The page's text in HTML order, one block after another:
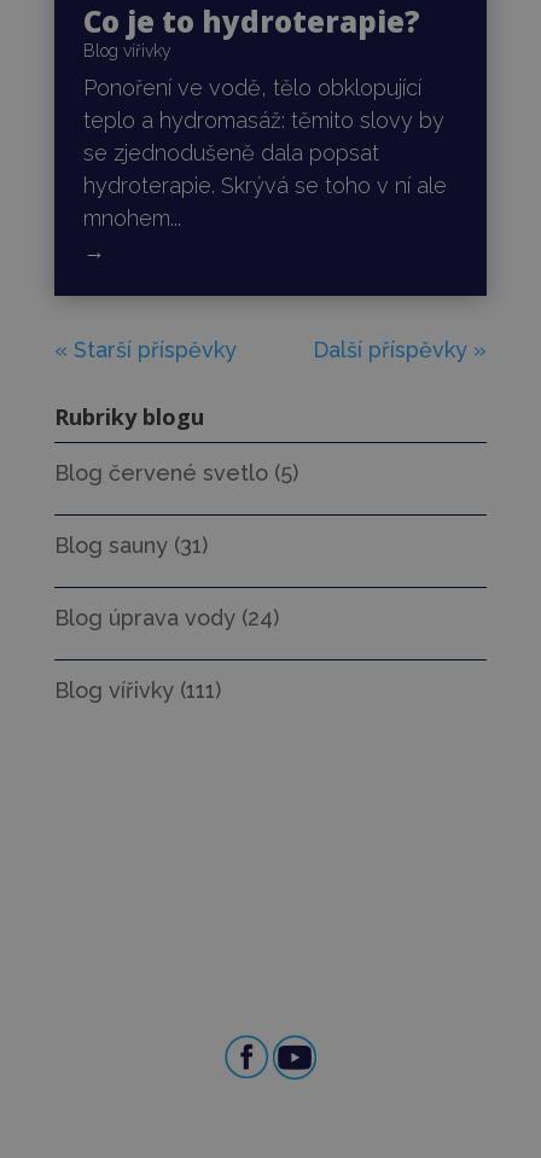
Co je to hydroterapie?
Blog vířivky
Ponoření ve vodě, tělo obklopující
teplo a hydromasáž: těmito slovy by
se zjednodušeně dala popsat
hydroterapie. Skrývá se toho v ní ale
mnohem...
→
« Starší příspěvky Další příspěvky »
Rubriky blogu
Blog červené svetlo(5)
Blog sauny(31)
Blog úprava vody(24)
Blog vířivky(111)